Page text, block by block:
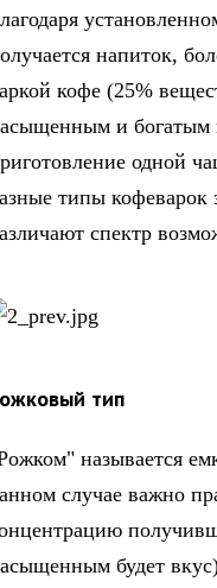
напиток,
кофе (25%
и богатым
одной
типы
спектр
тип
называется
случае важно
будет